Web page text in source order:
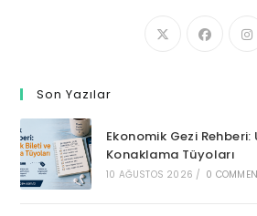
Son Yazılar
Ekonomik Gezi
Konaklama Tüyoları
10 AĞUSTOS 2026 / 0